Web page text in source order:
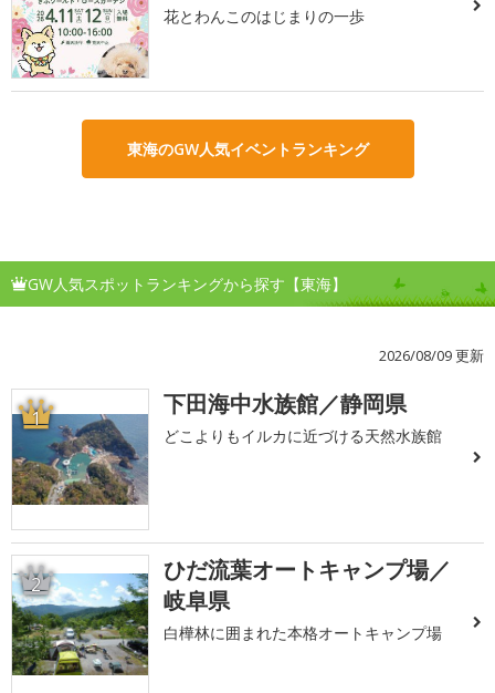
花とわんこのはじまりの一歩
東海のGW人気イベントランキング
GW人気スポットランキングから探す【東海】
2026/08/09 更新
1 下田海中水族館／静岡県
どこよりもイルカに近づける天然水族館
2
ひだ流葉オートキャンプ場／
岐阜県
白樺林に囲まれた本格オートキャンプ場